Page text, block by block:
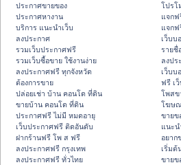
ประกาศขายของ
ประกาศหางาน
บริการ แนะนำเว็บ
ลงประกาศ
รวมเว็บประกาศฟรี
รวมเว็บซื้อขาย ใช้งานง่าย
ลงประกาศฟรี ทุกจังหวัด
ต้องการขาย
ปล่อยเช่า บ้าน คอนโด ที่ดิน
ขายบ้าน คอนโด ที่ดิน
ประกาศฟรี ไม่มี หมดอายุ
เว็บประกาศฟรี ติดอันดับ
ฝากร้านฟรี โพ ส ฟรี
ลงประกาศฟรี กรุงเทพ
ลงประกาศฟรี ทั่วไทย
โปรโ
แจกฟ
แจกฟ
เว็บบ
รายชื่
ลงปร
เว็บบ
ฟรี เ
โพสข
โฆษณ
ขายข
แนะน
อยาก
เริ่มต้
ขายข